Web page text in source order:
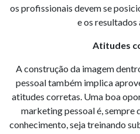
os profissionais devem se
e os resultados
Atitudes
A construção da imagem
pessoal também implica
atitudes corretas. Uma boa
marketing pessoal é, sempre
conhecimento, seja treinando